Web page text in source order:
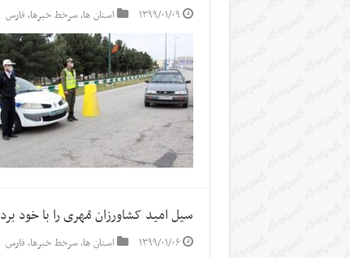
۱۳۹۹/۰۱/۰۹ استان ها,سرخط خبرها, فارس
سیل امید کشاورزان مُهری را با خود برد
۱۳۹۹/۰۱/۰۶ استان ها,سرخط خبرها, فارس